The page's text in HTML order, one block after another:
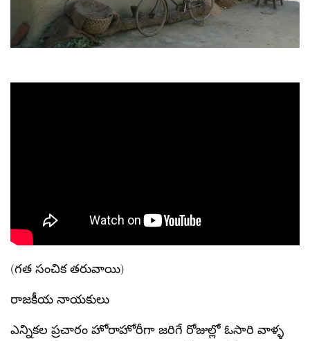
(గత సంచిక తరువాయి)
రాజకీయ నాయకులు
ఎన్నికల ప్రచారం హోరాహోరీగా జరిగే రోజుల్లో ఓసారి వాళ్ళ